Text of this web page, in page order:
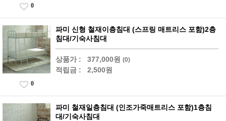
0
파미 신형 철재이층침대 (스프링 매트리스 포함)2층
침대/기숙사침대
상품가 : 377,000원 (0)
적립금 : 2,500원
0
파미 철재일층침대 (인조가죽매트리스 포함)1층침
대/기숙사침대